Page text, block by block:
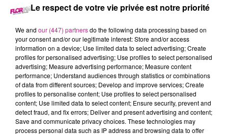
(H/F) sur le bassin Mulhousien.
Missions principales
🔑 Accompagnement au relogement
Informer les locataires et réaliser les diagnostics
sociaux
Organiser les rendez-vous et les visites de logements
Suivre les réponses des locataires et organiser les
déménagements
Le respect de votre vie privée est notre priorité
We and our (447) partnersdo the following data processing based on
your consent and/or our legitimate interest: Store and/or access
information on a device; Use limited data to select advertising; Create
profiles for personalised advertising; Use profiles to select personalised
advertising; Measure advertising performance; Measure content
performance; Understand audiences through statistics or combinations
of data from different sources; Develop and improve services; Create
profiles to personalise content; Use profiles to select personalised
content; Use limited data to select content; Ensure security, prevent and
detect fraud, and fix errors; Deliver and present advertising and content;
Save and communicate privacy choices. These technologies may
process personal data such as IP address and browsing data to offer